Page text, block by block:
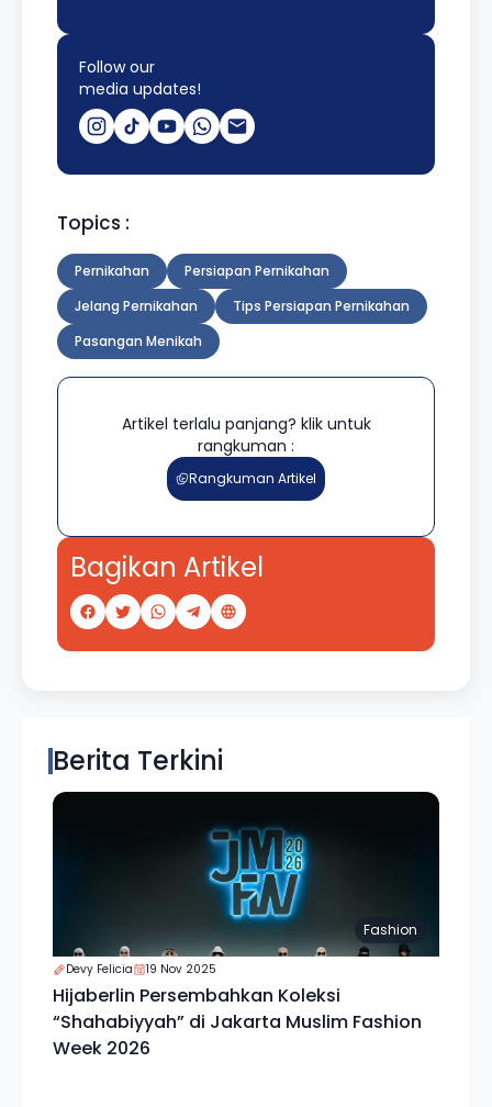
Follow our
media updates!
Topics :
Pernikahan
Persiapan Pernikahan
Jelang Pernikahan
Tips Persiapan Pernikahan
Pasangan Menikah
Artikel terlalu panjang? klik untuk
rangkuman :
Rangkuman Artikel
Bagikan Artikel
Berita Terkini
Fashion
Devy Felicia 19 Nov 2025
Hijaberlin Persembahkan Koleksi
“Shahabiyyah” di Jakarta Muslim Fashion
Week 2026